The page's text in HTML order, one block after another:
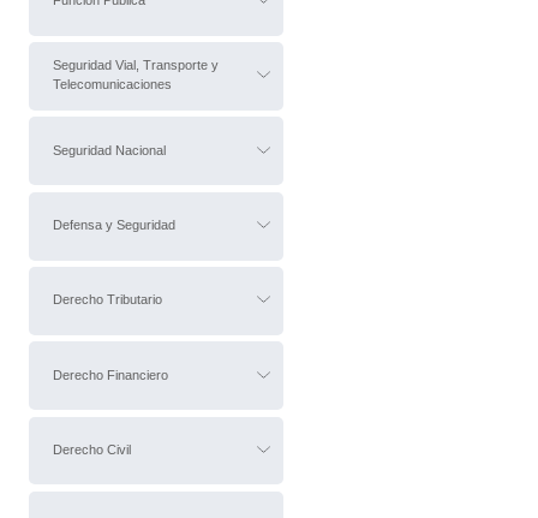
Seguridad Vial, Transporte y
Telecomunicaciones
Seguridad Nacional
Defensa y Seguridad
Derecho Tributario
Derecho Financiero
Derecho Civil